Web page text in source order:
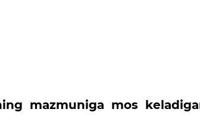
mazmuniga mos